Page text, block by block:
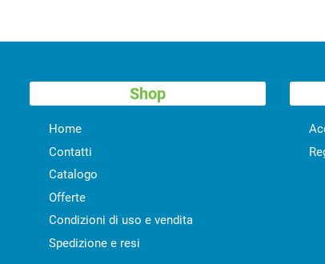
Shop
Home
Contatti
Catalogo
Offerte
Condizioni di uso e vendita
Spedizione e resi